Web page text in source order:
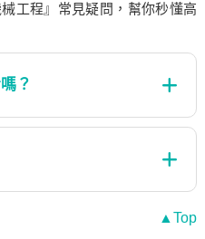
工程』常見疑問，幫你秒懂高
？
▲Top